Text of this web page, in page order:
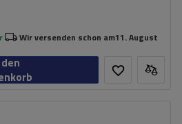
Wir versenden schon am11. August